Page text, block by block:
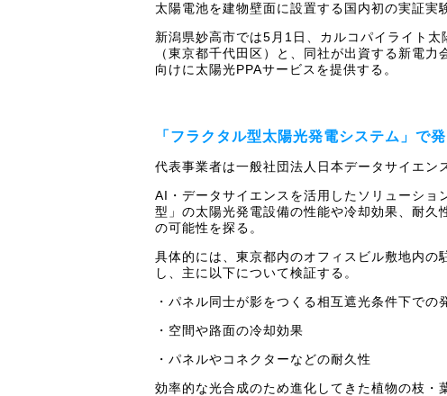
太陽電池を建物壁面に設置する国内初の実証実
新潟県妙高市では5月1日、カルコパイライト
（東京都千代田区）と、同社が出資する新電
向けに太陽光PPAサービスを提供する。
「フラクタル型太陽光発電システム」で
代表事業者は一般社団法人日本データサイエン
AI・データサイエンスを活用したソリューシ
型」の太陽光発電設備の性能や冷却効果、耐
の可能性を探る。
具体的には、東京都内のオフィスビル敷地内
し、主に以下について検証する。
・パネル同士が影をつくる相互遮光条件下での
・空間や路面の冷却効果
・パネルやコネクターなどの耐久性
効率的な光合成のため進化してきた植物の枝